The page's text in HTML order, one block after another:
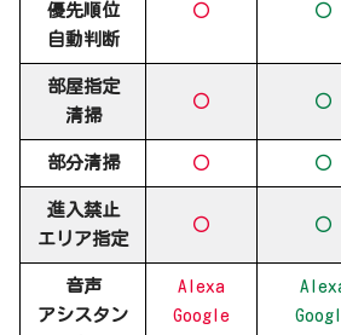
優先順位
自動判断
〇 〇
部屋指定
清掃
〇 〇
部分清掃 〇 〇
進入禁止
エリア指定
〇 〇
音声
アシスタン
Alexa
Google